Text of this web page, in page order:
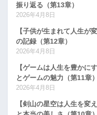
振り返る（第13章）
2026年4月8日
【子供が生まれて人生が
の記録（第12章）
2026年4月8日
【ゲームは人生を豊かに
とゲームの魅力（第11章）
2026年4月8日
【剣山の星空は人生を変